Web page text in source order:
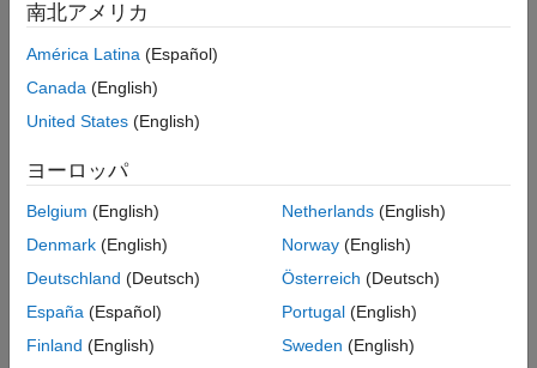
mps-service
項目一覧
構文
説明
バージョン履歴
mps-service [-C [path\]server_name] update [--name name]
[--description description] [--user user] [--password
mps-service [-C [path\]server_name] delete
mps-service delete service_name [[--force]|[-f]]
mps-service [-C [path\]server_name] undelete
mps-service list
説明
mps-service [-C [ path ] create [--name
[--description
] [--user user] [--password
password] [--noprompt]
は、サーバー インスタンスの
南北アメリカ
América Latina (Español)
Canada (English)
United States (English)
ヨーロッパ
Belgium (English)
Denmark (English)
Deutschland (Deutsch)
España (Español)
Finland (English)
Netherlands(English)
Norway(English)
Österreich (Deutsch)
Portugal(English)
Sweden (English)